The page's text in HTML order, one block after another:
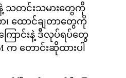
သတင်းသမားတွေကို
ထောင်ချတာတွေကို
ြောင်းနဲ့ ဒီလုပ်ရပ်တွေ
က တောင်းဆိုထားပါ